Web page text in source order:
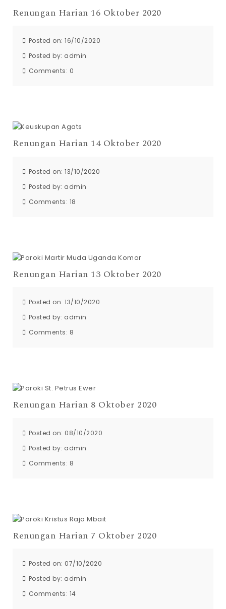
Renungan Harian 16 Oktober 2020
Posted on: 16/10/2020
Posted by: admin
Comments: 0
Renungan Harian 14 Oktober 2020
Posted on: 13/10/2020
Posted by: admin
Comments: 18
Renungan Harian 13 Oktober 2020
Posted on: 13/10/2020
Posted by: admin
Comments: 8
Renungan Harian 8 Oktober 2020
Posted on: 08/10/2020
Posted by: admin
Comments: 8
Renungan Harian 7 Oktober 2020
Posted on: 07/10/2020
Posted by: admin
Comments: 14